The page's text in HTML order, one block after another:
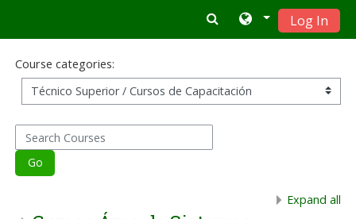
Log In
Course categories:
Search Courses
Go
Expand all